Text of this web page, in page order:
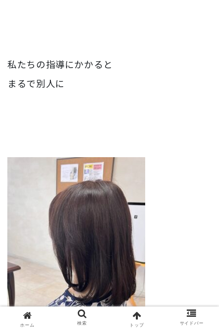
私たちの指導にかかると
まるで別人に
ホーム 検索 トップ サイドバー